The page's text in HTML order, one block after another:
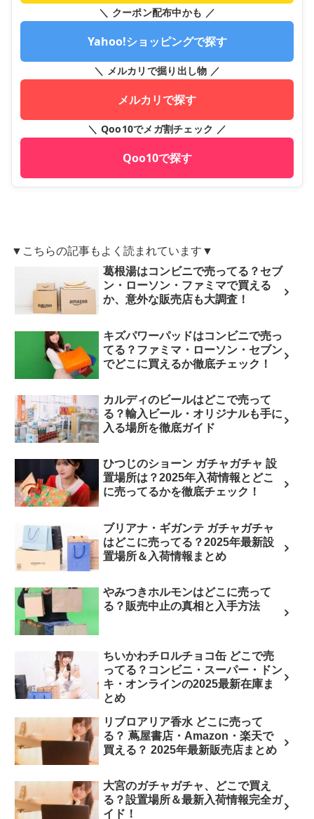
＼ クーポン配布中かも ／
Yahoo!ショッピングで探す
＼ メルカリで掘り出し物 ／
メルカリで探す
＼ Qoo10でメガ割チェック ／
Qoo10で探す
▼こちらの記事もよく読まれています▼
葛根湯はコンビニで売ってる？セブ
ン・ローソン・ファミマで買える
か、意外な販売店も大調査！
キズパワーパッドはコンビニで売っ
てる？ファミマ・ローソン・セブン
でどこに買えるか徹底チェック！
カルディのビールはどこで売って
る？輸入ビール・オリジナルも手に
入る場所を徹底ガイド
ひつじのショーン ガチャガチャ 設
置場所は？2025年入荷情報とどこ
に売ってるかを徹底チェック！
ブリアナ・ギガンテ ガチャガチャ
はどこに売ってる？2025年最新設
置場所＆入荷情報まとめ
やみつきホルモンはどこに売って
る？販売中止の真相と入手方法
ちいかわチロルチョコ缶 どこで売
ってる？コンビニ・スーパー・ドン
キ・オンラインの2025最新在庫ま
とめ
リブロアリア香水 どこに売って
る？ 蔦屋書店・Amazon・楽天で
買える？ 2025年最新販売店まとめ
大宮のガチャガチャ、どこで買え
る？設置場所＆最新入荷情報完全ガ
イド！